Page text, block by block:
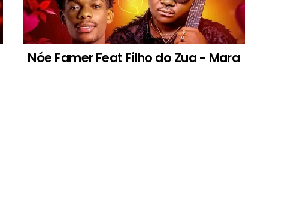
Nóe Famer Feat Filho do Zua - Mara